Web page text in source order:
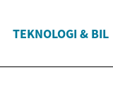
TEKNOLOGI & BIL